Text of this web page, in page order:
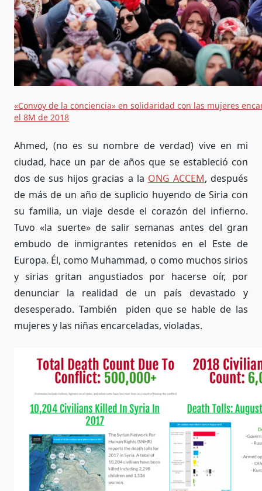
«Convoy de la conciencia» en solidaridad con las mujeres
el 8M de 2018
Ahmed, (no es su nombre de verdad) vive en mi
ciudad, hace un par de años que se estableció con
dos de sus hijos gracias a la ONG ACCEM, después
de más de un año de suplicio huyendo de Siria con
su familia, un viaje desde el corazón del infierno.
Tuvo «la suerte» de salir semanas antes del gran
embudo de inmigrantes retenidos en el Este de
Europa. Él, como Muhammad, o como muchos sirios
y sirias gritan angustiados por hacerse oír, por
denunciar la realidad de un país devastado y
desesperado. También piden que se hable de las
mujeres y las niñas encarceladas, violadas.